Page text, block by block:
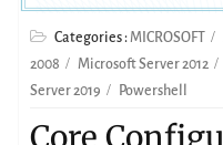
Categories :MICROSOFT
2008
Microsoft Server 2012
Server 2019
Powershell